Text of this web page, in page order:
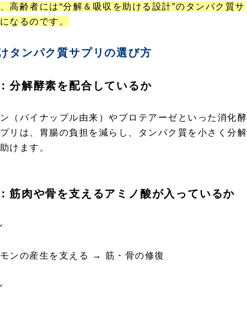
高齢者には“分解＆吸収を助ける設計”のタンパク質サ
なるのです。
タンパク質サプリの選び方
分解酵素を配合しているか
（パイナップル由来）やプロテアーゼといった消化酵
リは、胃腸の負担を減らし、タンパク質を小さく分解
けます。
筋肉や骨を支えるアミノ酸が入っているか
モンの産生を支える → 筋・骨の修復